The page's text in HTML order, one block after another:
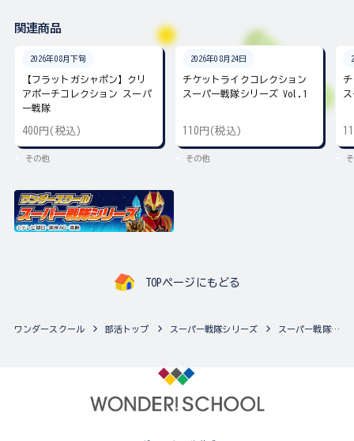
関連商品
2026年08月下旬
【フラットガシャポン】クリ
アポーチコレクション スーパ
ー戦隊
400円(税込)
その他
2026年08月24日
チケットライクコレクション
スーパー戦隊シリーズ Vol.1
110円(税込)
その他
TOPページにもどる
ワンダースクール 部活トップ スーパー戦隊シリーズ スーパー戦隊シリーズの最新商品一覧